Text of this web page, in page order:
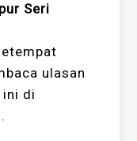
Seri
ulasan
di